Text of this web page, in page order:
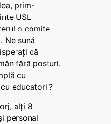
prim-
USLI
o comite
Ne sună
că
fără posturi.
cu
educatorii?
alți 8
personal